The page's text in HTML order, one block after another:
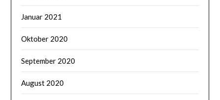
Januar 2021
Oktober 2020
September 2020
August 2020